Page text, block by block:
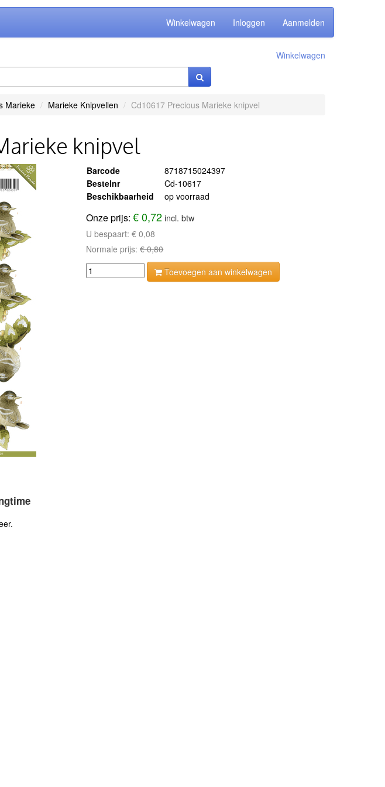
Winkelwagen Inloggen Aanmelden
Winkelwagen
Marieke Marieke Knipvellen Cd10617 Precious Marieke knipvel
knipvel
Barcode
8718715024397
Bestelnr
Cd-10617
Beschikbaarheid
op voorraad
Onze prijs:€ 0,72 incl. btw
U bespaart:€ 0,08
Normale prijs:€ 0,80
Toevoegen aan winkelwagen